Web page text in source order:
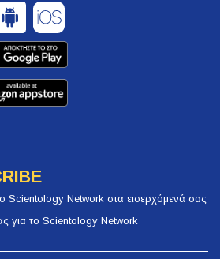
Scientology Network στα εισερχόμενά σας
για το Scientology Network